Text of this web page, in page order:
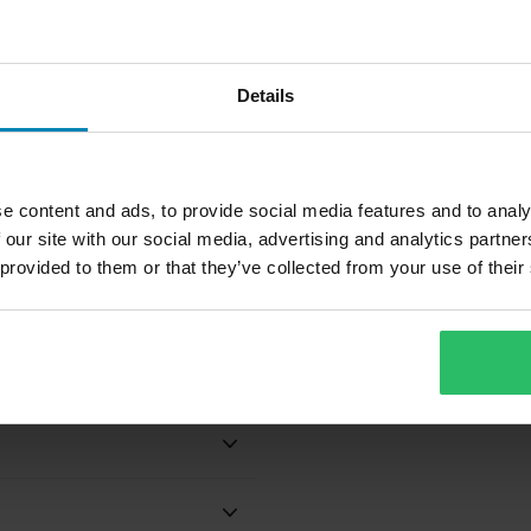
Details
content and ads, to provide social media features and to
site with our social media, advertising and analytics
to them or that they’ve collected from your use of
varmistamiseksi
rystysten suojaamiseksi
Tekstiili
25,99 € -34%
29 Arvostelut
Crossihanskat 100% Brisker